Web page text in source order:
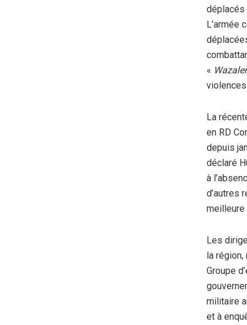
déplacés
L’armée
«
La
en RD
depuis
déclaré
à
d’autres
meilleure
Les
la région,
Groupe
militaire
et à